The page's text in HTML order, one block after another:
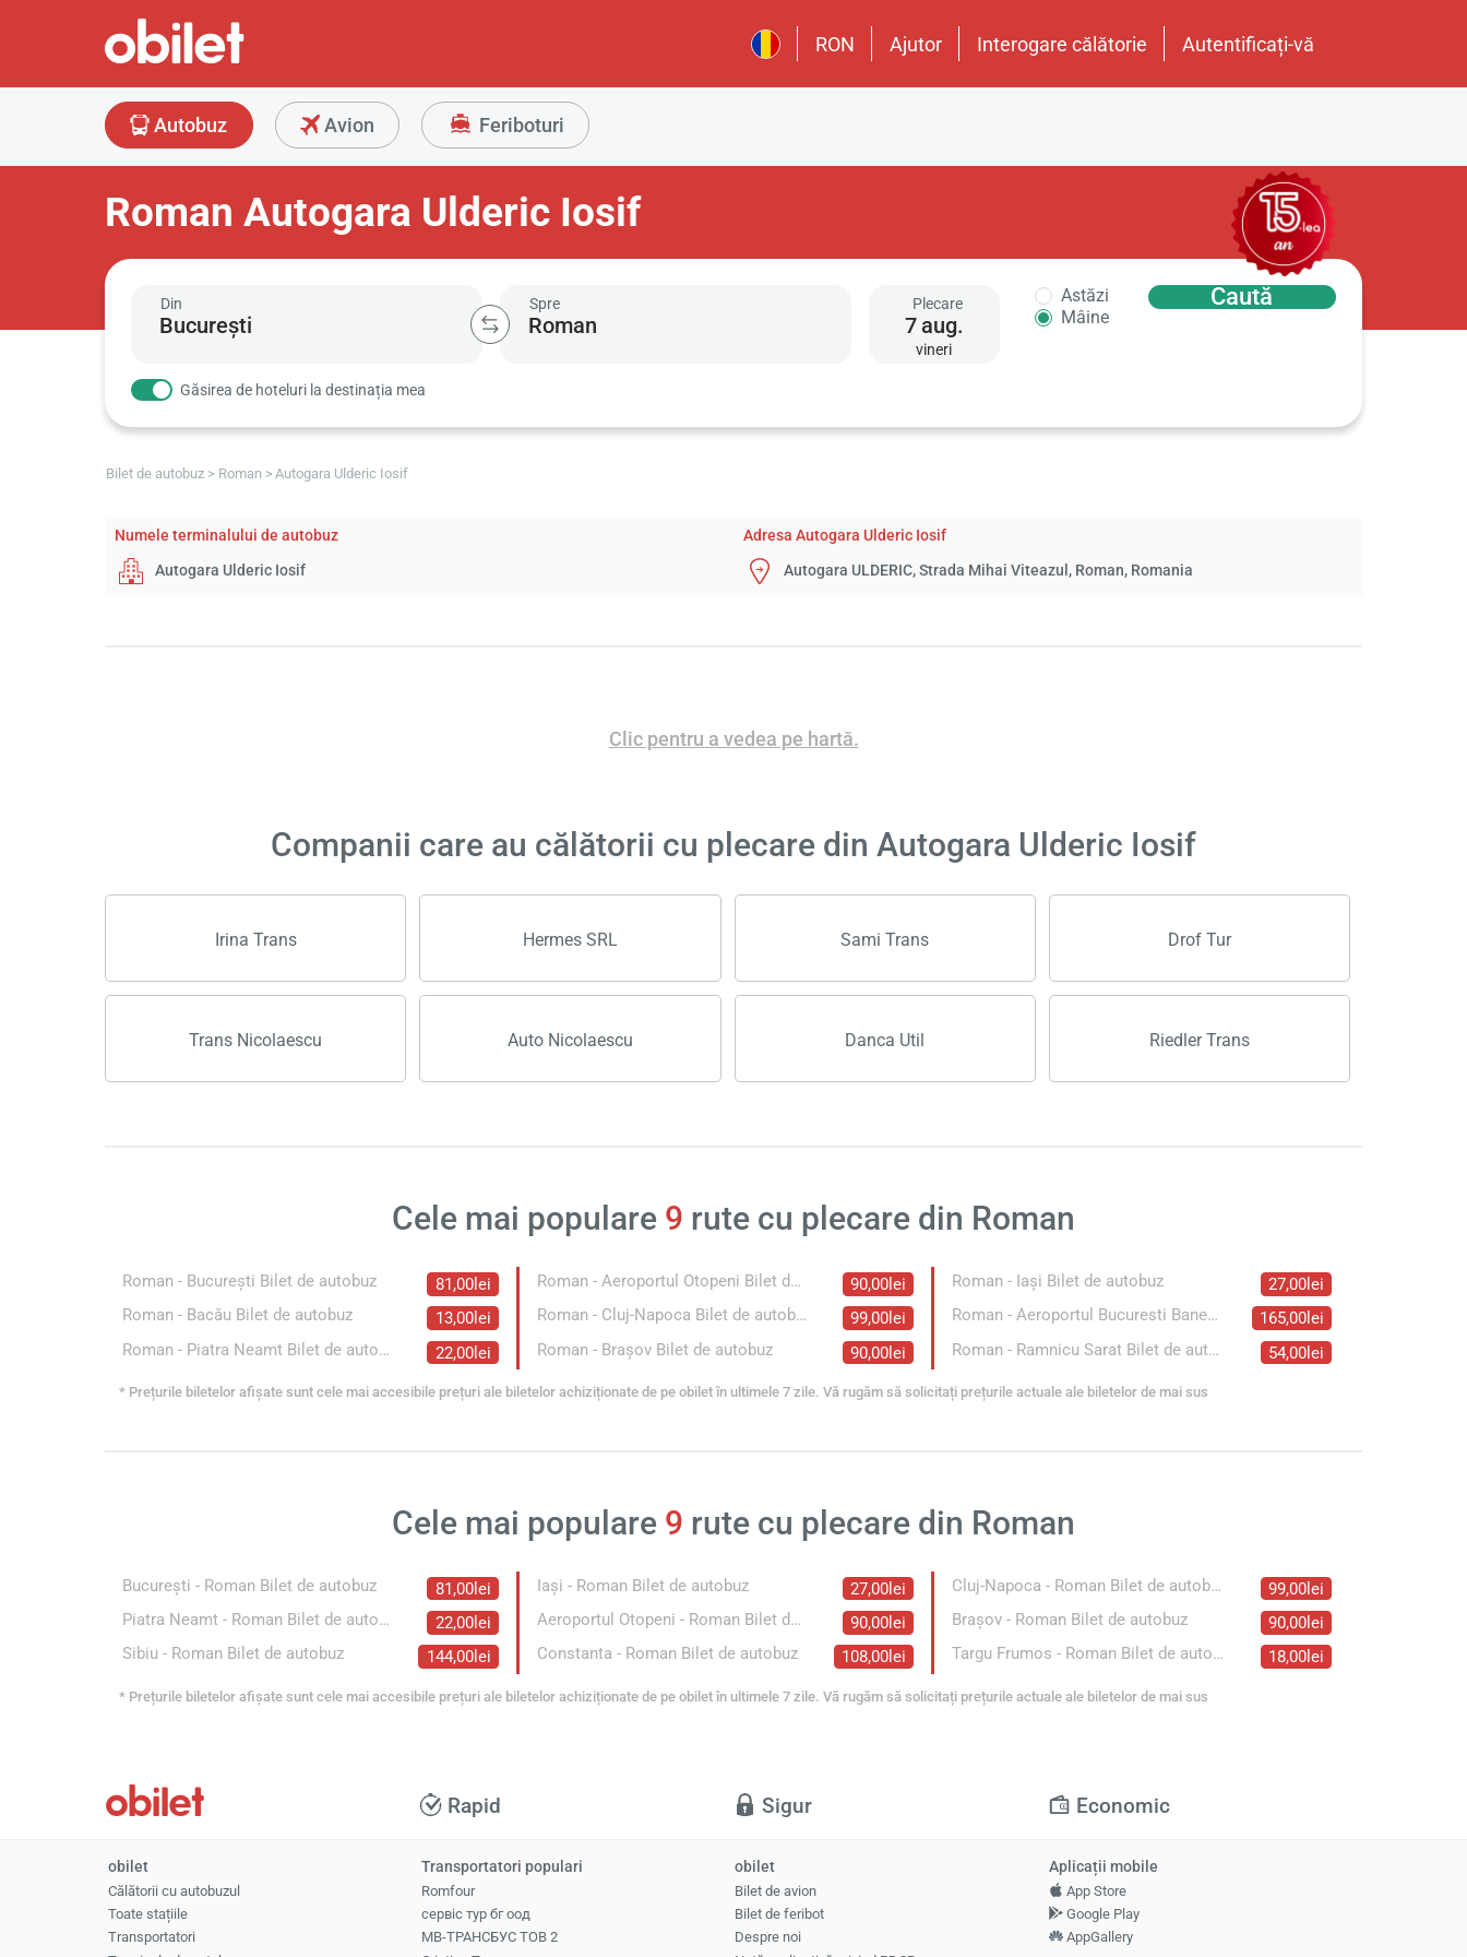
RON Ajutor Interogare călătorie Autentificați-vă
Autobuz Avion Feriboturi
Roman Autogara Ulderic Iosif
Din Spre Plecare
7aug.
vineri
Astăzi
Mâine
Caută
Găsirea de hoteluri la destinația mea
Bilet de autobuz Roman Autogara Ulderic Iosif
Numele terminalului de autobuz
Adresa Autogara Ulderic Iosif
Autogara Ulderic Iosif
Autogara ULDERIC, Strada Mihai Viteazul, Roman, Romania
Clic pentru a vedea pe hartă.
Companii care au călătorii cu plecare din Autogara Ulderic Iosif
Irina Trans Hermes SRL Sami Trans Drof Tur
Trans Nicolaescu Auto Nicolaescu Danca Util Riedler Trans
Cele mai populare 9 rute cu plecare din Roman
Roman - București Bilet de autobuz 81,00lei Roman - Aeroportul Otopeni Bilet de autobuz 90,00lei Roman - Iași Bilet de autobuz
27,00lei
Roman - Bacău Bilet de autobuz
13,00lei Roman - Cluj-Napoca Bilet de autobuz 99,00lei Roman - Aeroportul Bucuresti Baneasa Bilet de autobuz
165,00lei
Roman - Piatra Neamt Bilet de autobuz
22,00lei Roman - Braşov Bilet de autobuz 90,00lei Roman - Ramnicu Sarat Bilet de autobuz 54,00lei
* Prețurile biletelor afișate sunt cele mai accesibile prețuri ale biletelor achiziționate de pe obilet în ultimele 7 zile. Vă rugăm să solicitați prețurile actuale ale biletelor de mai sus
Cele mai populare 9 rute cu plecare din Roman
București - Roman Bilet de autobuz 81,00lei Iași - Roman Bilet de autobuz 27,00lei Cluj-Napoca - Roman Bilet de autobuz
99,00lei
Piatra Neamt - Roman Bilet de autobuz
22,00lei Aeroportul Otopeni - Roman Bilet de autobuz 90,00lei Braşov - Roman Bilet de autobuz
90,00lei
Sibiu - Roman Bilet de autobuz
144,00lei Constanta - Roman Bilet de autobuz 108,00lei Targu Frumos - Roman Bilet de autobuz 18,00lei
* Prețurile biletelor afișate sunt cele mai accesibile prețuri ale biletelor achiziționate de pe obilet în ultimele 7 zile. Vă rugăm să solicitați prețurile actuale ale biletelor de mai sus
Rapid Sigur Economic
obilet
Călătorii cu autobuzul
Toate stațiile
Transportatori
Transportatori populari
Romfour
сервіс тур бг оод
МВ-ТРАНСБУС ТОВ 2
obilet
Bilet de avion
Bilet de feribot
Despre noi
Aplicații mobile
App Store
Google Play
AppGallery